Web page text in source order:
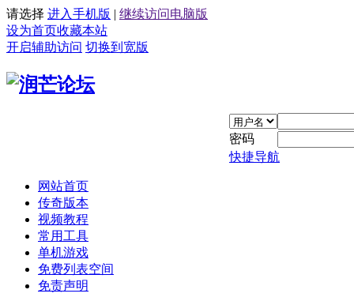
请选择 进入手机版 | 继续访问电脑版
设为首页收藏本站
开启辅助访问 切换到宽版
密码
快捷导航
网站首页
传奇版本
视频教程
常用工具
单机游戏
免费列表空间
免责声明